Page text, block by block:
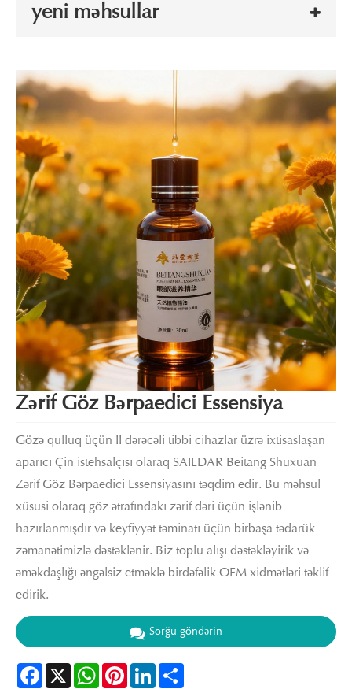
yeni məhsullar
Zərif Göz Bərpaedici Essensiya
Gözə qulluq üçün II dərəcəli tibbi cihazlar üzrə ixtisaslaşan
aparıcı Çin istehsalçısı olaraq SAILDAR Beitang Shuxuan
Zərif Göz Bərpaedici Essensiyasını təqdim edir. Bu məhsul
xüsusi olaraq göz ətrafındakı zərif dəri üçün işlənib
hazırlanmışdır və keyfiyyət təminatı üçün birbaşa tədarük
zəmanətimizlə dəstəklənir. Biz toplu alışı dəstəkləyirik və
əməkdaşlığı əngəlsiz etməklə birdəfəlik OEM xidmətləri təklif
edirik.
Sorğu göndərin
Facebook
X WhatsAppPinterestLinkedIn